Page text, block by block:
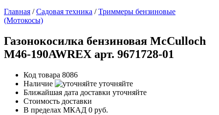
Главная /Садовая техника /Триммеры бензиновые
(Мотокосы)
Газонокосилка бензиновая McCulloch
M46-190AWREX арт. 9671728-01
Код товара 8086
Наличие
уточняйте
Ближайшая дата доставки уточняйте
Стоимость доставки
В пределах МКАД 0 руб.